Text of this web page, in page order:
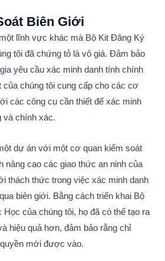
Biên Giới
lĩnh vực khác mà Bộ Kit Đăng Ký
tôi đã chứng tỏ là vô giá. Đảm bảo
yêu cầu xác minh danh tính chính
của chúng tôi cung cấp cho các cơ
các công cụ cần thiết để xác minh
và chính xác.
dự án với một cơ quan kiểm soát
nâng cao các giao thức an ninh của
thách thức trong việc xác minh danh
biên giới. Bằng cách triển khai Bộ
Học của chúng tôi, họ đã có thể tạo ra
hiệu quả hơn, đảm bảo rằng chỉ
mới được vào.